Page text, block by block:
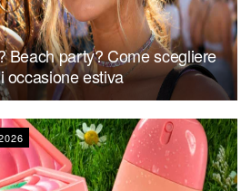
Beach party? Come scegliere
occasione estiva